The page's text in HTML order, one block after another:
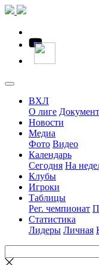
ВХЛ
О лиге
Новости
Медиа
Фото Видео
Календарь
Сегодня На
Клубы
Игроки
Таблицы
Рег. чемпионат
Статистика
Лидеры Личная